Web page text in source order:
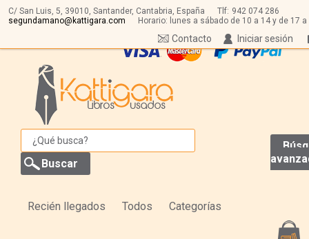
C/ San Luis, 5, 39010, Santander, Cantabria, España Tlf: 942 074 286
segundamano@kattigara.com
Horario: lunes a sábado de 10 a 14 y de 17 a
Iniciar sesión
Contacto
Recién llegados Todos Categorías